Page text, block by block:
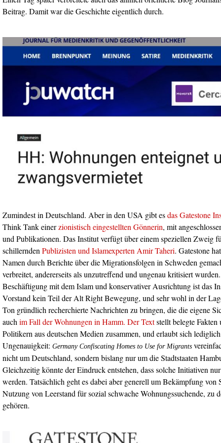
Beitrag. Damit war die Geschichte eigentlich durch.
Zumindest in Deutschland. Aber in den USA gibt esdas Gatestone
Think Tank einerzionistisch eingestellten Gönnerin, mit
und Publikationen. Das Institut verfügt über einem speziellen Zweig
schillernden Publizisten und Islamexperten Amir Taheri. Gatestone
Namen durch Berichte über die Migrationsfolgen in Schweden
verbreitet, andererseits als unzutreffend und ungenau kritisiert
Beschäftigung mit dem Islam und konservativer Ausrichtung ist das
Vorstand kein Teil der Alt Right Bewegung, und sehr wohl in der
Ton gründlich recherchierte Nachrichten zu bringen, die die eigene
auch im Fall der Wohnungen in Hamm. Der Textstellt belegte Fakten
Politikern aus deutschen Medien zusammen, und erlaubt sich
Ungenauigkeit: Germany Confiscating Homes to Use for Migrants
nicht um Deutschland, sondern bislang nur um die Stadtstaaten
Gleichzeitig könnte der Eindruck entstehen, dass solche Initiativen
werden. Tatsächlich geht es dabei aber generell um Bekämpfung von
Nutzung von Leerstand für sozial schwache Wohnungssuchende, zu
gehören.